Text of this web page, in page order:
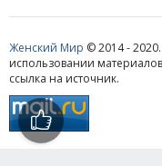
Женский Мир © 2014 -
использовании
ссылка на источник.